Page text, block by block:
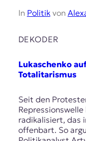
In Politikvon
DEKODER
Lukaschenko
Totalitarismus
Seit den
radikalisiert, das
offenbart. So